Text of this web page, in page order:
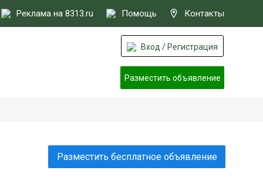
Реклама на 8313.ru Помощь Контакты
Вход / Регистрация
Разместить объявление
Разместить бесплатное объявление